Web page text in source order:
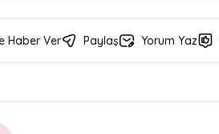
Haber Ver Paylaş Yorum Yaz